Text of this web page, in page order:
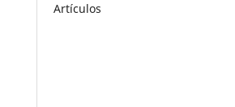
Artículos